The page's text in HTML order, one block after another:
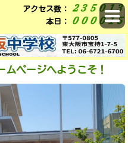
アクセス数：
本日：
ムページへようこそ！